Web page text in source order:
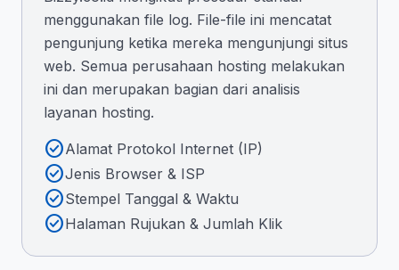
menggunakan file log. File-file ini mencatat
pengunjung ketika mereka mengunjungi situs
web. Semua perusahaan hosting melakukan
ini dan merupakan bagian dari analisis
layanan hosting.
check_circleAlamat Protokol Internet (IP)
check_circleJenis Browser & ISP
check_circleStempel Tanggal & Waktu
check_circleHalaman Rujukan & Jumlah Klik